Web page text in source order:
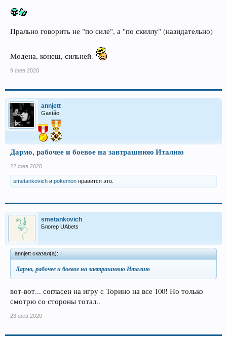
Прально говорить не "по силе", а "по скиллу" (назидательно)
Модена, конеш, сильней.
9 фев 2020
annjett
Gastão
Дармо, рабочее и боевое на завтрашнюю Италию
22 фев 2020
smetankovich и pokemon нравится это.
smetankovich
Блогер UAbets
annjett сказал(а): ↑
Дармо, рабочее и боевое на завтрашнюю Италию
вот-вот... согласен на игру с Торино на все 100! Но только
смотрю со стороны тотал..
23 фев 2020